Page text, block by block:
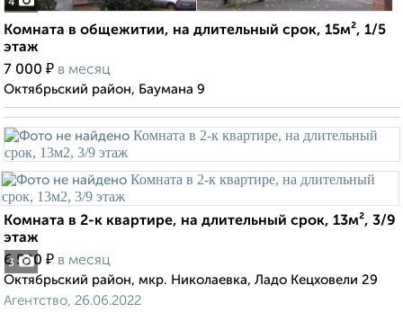
4
Комната в общежитии, на длительный срок, 15м², 1/5
этаж
7 000 ₽ в месяц
Октябрьский район, Баумана 9
3
Комната в 2-к квартире, на длительный срок, 13м², 3/9
этаж
6 500 ₽ в месяц
Октябрьский район, мкр. Николаевка, Ладо Кецховели 29
Агентство, 26.06.2022